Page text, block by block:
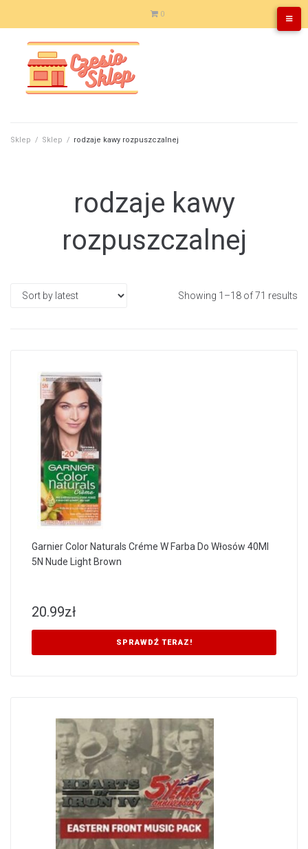
0
Sklep / Sklep / rodzaje kawy rozpuszczalnej
rodzaje kawy
rozpuszczalnej
Showing 1–18 of 71 results
Garnier Color Naturals Créme W Farba Do Włosów 40Ml
5N Nude Light Brown
20.99zł
SPRAWDŹ TERAZ!